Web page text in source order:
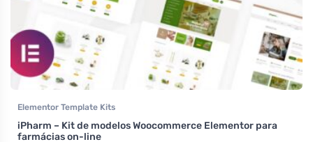
Elementor Template Kits
iPharm – Kit de modelos Woocommerce Elementor para
farmácias on-line